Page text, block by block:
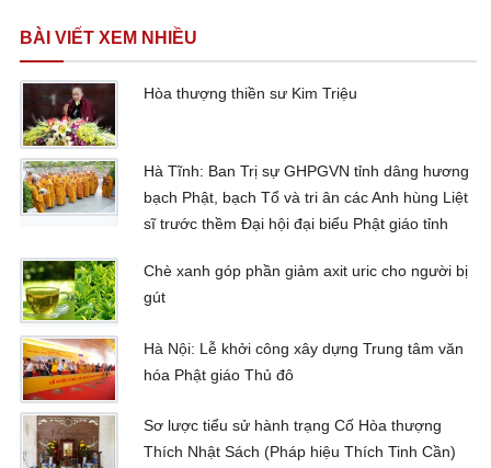
BÀI VIẾT XEM NHIỀU
Hòa thượng thiền sư Kim Triệu
Hà Tĩnh: Ban Trị sự GHPGVN tỉnh dâng hương
bạch Phật, bạch Tổ và tri ân các Anh hùng Liệt
sĩ trước thềm Đại hội đại biểu Phật giáo tỉnh
Chè xanh góp phần giảm axit uric cho người bị
gút
Hà Nội: Lễ khởi công xây dựng Trung tâm văn
hóa Phật giáo Thủ đô
Sơ lược tiểu sử hành trạng Cố Hòa thượng
Thích Nhật Sách (Pháp hiệu Thích Tinh Cần)